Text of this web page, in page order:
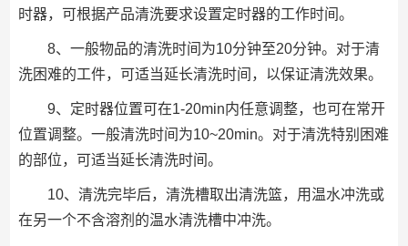
时器，可根据产品清洗要求设置定时器的工作时间。
8、一般物品的清洗时间为10分钟至20分钟。对于清
洗困难的工件，可适当延长清洗时间，以保证清洗效果。
9、定时器位置可在1-20min内任意调整，也可在常开
位置调整。一般清洗时间为10~20min。对于清洗特别困难
的部位，可适当延长清洗时间。
10、清洗完毕后，清洗槽取出清洗篮，用温水冲洗或
在另一个不含溶剂的温水清洗槽中冲洗。